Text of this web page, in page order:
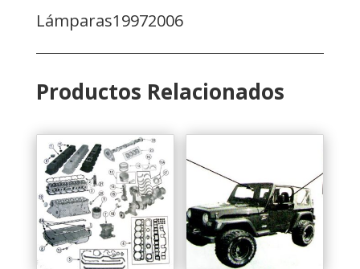
Lámparas19972006
Productos Relacionados